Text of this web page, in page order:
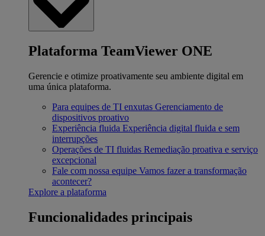
Plataforma TeamViewer ONE
Gerencie e otimize proativamente seu ambiente digital em
uma única plataforma.
Para equipes de TI enxutas Gerenciamento de
dispositivos proativo
Experiência fluida Experiência digital fluida e sem
interrupções
Operações de TI fluidas Remediação proativa e serviço
excepcional
Fale com nossa equipe Vamos fazer a transformação
acontecer?
Explore a plataforma
Funcionalidades principais